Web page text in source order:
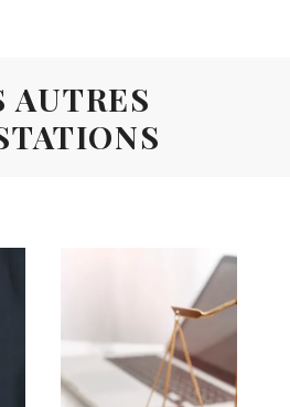
agressions sexuelles